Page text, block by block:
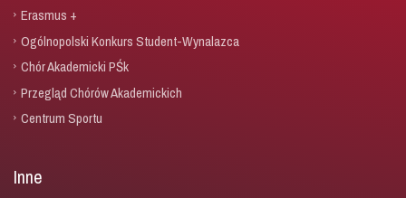
Erasmus +
Ogólnopolski Konkurs Student-Wynalazca
Chór Akademicki PŚk
Przegląd Chórów Akademickich
Centrum Sportu
Inne